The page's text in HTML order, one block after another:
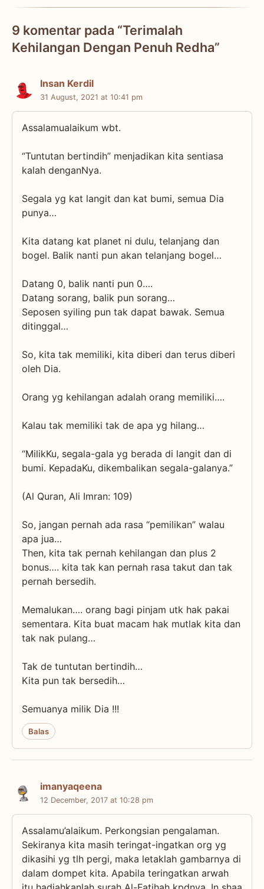
9 komentar pada “Terimalah
Kehilangan Dengan Penuh Redha”
Insan Kerdil
31 August, 2021 at 10:41 pm
Assalamualaikum wbt.
“Tuntutan bertindih” menjadikan kita sentiasa
kalah denganNya.
Segala yg kat langit dan kat bumi, semua Dia
punya…
Kita datang kat planet ni dulu, telanjang dan
bogel. Balik nanti pun akan telanjang bogel…
Datang 0, balik nanti pun 0….
Datang sorang, balik pun sorang…
Seposen syiling pun tak dapat bawak. Semua
ditinggal…
So, kita tak memiliki, kita diberi dan terus diberi
oleh Dia.
Orang yg kehilangan adalah orang memiliki….
Kalau tak memiliki tak de apa yg hilang…
“MilikKu, segala-gala yg berada di langit dan di
bumi. KepadaKu, dikembalikan segala-galanya.”
(Al Quran, Ali Imran: 109)
So, jangan pernah ada rasa “pemilikan” walau
apa jua…
Then, kita tak pernah kehilangan dan plus 2
bonus…. kita tak kan pernah rasa takut dan tak
pernah bersedih.
Memalukan…. orang bagi pinjam utk hak pakai
sementara. Kita buat macam hak mutlak kita dan
tak nak pulang…
Tak de tuntutan bertindih…
Kita pun tak bersedih…
Semuanya milik Dia !!!
Balas
imanyaqeena
12 December, 2017 at 10:28 pm
Assalamu’alaikum. Perkongsian pengalaman.
Sekiranya kita masih teringat-ingatkan org yg
dikasihi yg tlh pergi, maka letaklah gambarnya di
dalam dompet kita. Apabila teringatkan arwah